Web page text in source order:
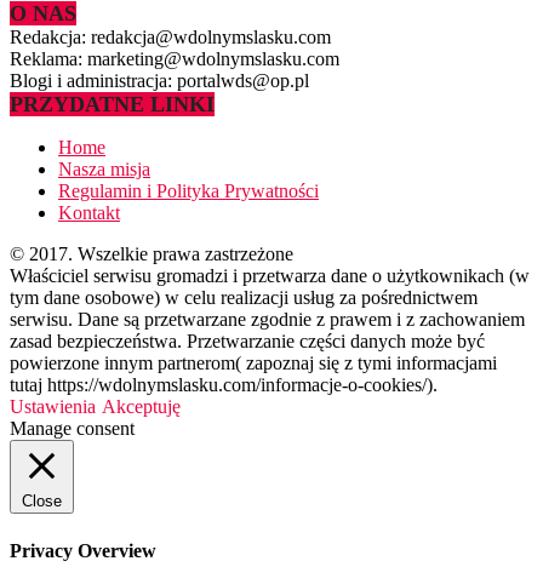
O NAS
Redakcja: redakcja@wdolnymslasku.com
Reklama: marketing@wdolnymslasku.com
Blogi i administracja: portalwds@op.pl
PRZYDATNE LINKI
Home
Nasza misja
Regulamin i Polityka Prywatności
Kontakt
© 2017. Wszelkie prawa zastrzeżone
Właściciel serwisu gromadzi i przetwarza dane o użytkownikach (w
tym dane osobowe) w celu realizacji usług za pośrednictwem
serwisu. Dane są przetwarzane zgodnie z prawem i z zachowaniem
zasad bezpieczeństwa. Przetwarzanie części danych może być
powierzone innym partnerom( zapoznaj się z tymi informacjami
tutaj https://wdolnymslasku.com/informacje-o-cookies/).
Ustawienia Akceptuję
Manage consent
Close
Privacy Overview